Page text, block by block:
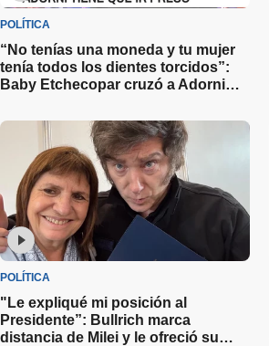
POLÍTICA
“No tenías una moneda y tu mujer
tenía todos los dientes torcidos”:
Baby Etchecopar cruzó a Adorni
declaración jurada
POLÍTICA
"Le expliqué mi posición al
Presidente”: Bullrich marca
distancia de Milei y le ofreció su